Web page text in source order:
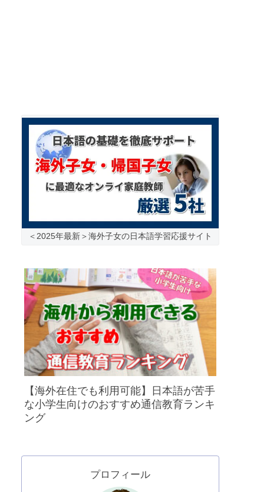
＜2025年最新＞海外子女の日本語学習応援サイト
【海外在住でも利用可能】日本語が苦手
な小学生向けのおすすめ通信教育ランキ
ング
プロフィール